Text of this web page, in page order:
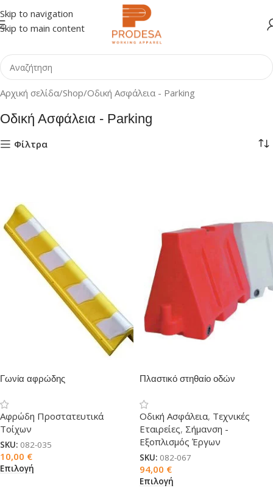
Skip to navigation
Skip to main content
Αρχική σελίδα Shop Οδική Ασφάλεια - Parking
Οδική Ασφάλεια - Parking
Φίλτρα
Γωνία αφρώδης
Αφρώδη Προστατευτικά
Τοίχων
SKU: 082-035
10,00 €
Επιλογή
Πλαστικό στηθαίο οδών
Οδική Ασφάλεια, Τεχνικές
Εταιρείες, Σήμανση -
Εξοπλισμός Έργων
SKU: 082-067
94,00 €
Επιλογή